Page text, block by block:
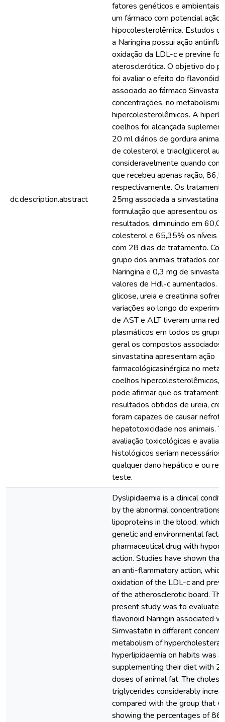
dc.description.abstract
fatores genéticos e ambientais.
um fármaco com potencial ação
hipocolesterolêmica. Estudos
a Naringina possui ação
oxidação da LDL-c e previne
aterosclerótica. O objetivo do
foi avaliar o efeito do flavonóide
associado ao fármaco
concentrações, no
hipercolesterolêmicos. A
coelhos foi alcançada
20 ml diários de gordura animal
de colesterol e triacilglicerol
consideravelmente quando
que recebeu apenas ração,
respectivamente. Os
25mg associada a sinvastatina
formulação que apresentou os
resultados, diminuindo em
colesterol e 65,35% os níveis
com 28 dias de tratamento.
grupo dos animais tratados
Naringina e 0,3 mg de
valores de Hdl-c aumentados.
glicose, ureia e creatinina
variações ao longo do
de AST e ALT tiveram uma
plasmáticos em todos os
geral os compostos associados
sinvastatina apresentam ação
farmacológicasinérgica no
coelhos hipercolesterolêmicos,
pode afirmar que os
resultados obtidos de ureia,
foram capazes de causar
hepatotoxicidade nos animais.
avaliação toxicológicas e
histológicos seriam necessários
qualquer dano hepático e ou
teste.
Dyslipidaemia is a clinical
by the abnormal concentrations
lipoproteins in the blood, which
genetic and environmental
pharmaceutical drug with
action. Studies have shown that
an anti-flammatory action,
oxidation of the LDL-c and
of the atherosclerotic board.
present study was to evaluate
flavonoid Naringin associated
Simvastatin in different
metabolism of
hyperlipidaemia on habits was
supplementing their diet with
doses of animal fat. The
triglycerides considerably
compared with the group that
showing the percentages of